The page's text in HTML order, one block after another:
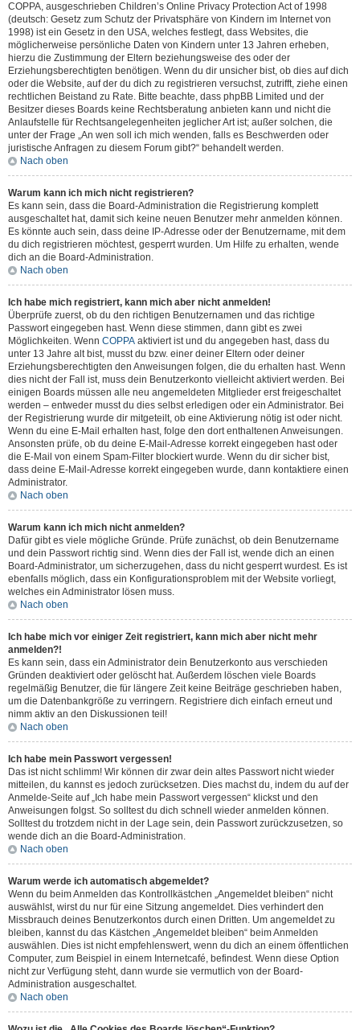
COPPA, ausgeschrieben Children’s Online Privacy Protection Act of 1998
(deutsch: Gesetz zum Schutz der Privatsphäre von Kindern im Internet von
1998) ist ein Gesetz in den USA, welches festlegt, dass Websites, die
möglicherweise persönliche Daten von Kindern unter 13 Jahren erheben,
hierzu die Zustimmung der Eltern beziehungsweise des oder der
Erziehungsberechtigten benötigen. Wenn du dir unsicher bist, ob dies auf dich
oder die Website, auf der du dich zu registrieren versuchst, zutrifft, ziehe einen
rechtlichen Beistand zu Rate. Bitte beachte, dass phpBB Limited und der
Besitzer dieses Boards keine Rechtsberatung anbieten kann und nicht die
Anlaufstelle für Rechtsangelegenheiten jeglicher Art ist; außer solchen, die
unter der Frage „An wen soll ich mich wenden, falls es Beschwerden oder
juristische Anfragen zu diesem Forum gibt?“ behandelt werden.
Nach oben
Warum kann ich mich nicht registrieren?
Es kann sein, dass die Board-Administration die Registrierung komplett
ausgeschaltet hat, damit sich keine neuen Benutzer mehr anmelden können.
Es könnte auch sein, dass deine IP-Adresse oder der Benutzername, mit dem
du dich registrieren möchtest, gesperrt wurden. Um Hilfe zu erhalten, wende
dich an die Board-Administration.
Nach oben
Ich habe mich registriert, kann mich aber nicht anmelden!
Überprüfe zuerst, ob du den richtigen Benutzernamen und das richtige
Passwort eingegeben hast. Wenn diese stimmen, dann gibt es zwei
Möglichkeiten. Wenn COPPA aktiviert ist und du angegeben hast, dass du
unter 13 Jahre alt bist, musst du bzw. einer deiner Eltern oder deiner
Erziehungsberechtigten den Anweisungen folgen, die du erhalten hast. Wenn
dies nicht der Fall ist, muss dein Benutzerkonto vielleicht aktiviert werden. Bei
einigen Boards müssen alle neu angemeldeten Mitglieder erst freigeschaltet
werden – entweder musst du dies selbst erledigen oder ein Administrator. Bei
der Registrierung wurde dir mitgeteilt, ob eine Aktivierung nötig ist oder nicht.
Wenn du eine E-Mail erhalten hast, folge den dort enthaltenen Anweisungen.
Ansonsten prüfe, ob du deine E-Mail-Adresse korrekt eingegeben hast oder
die E-Mail von einem Spam-Filter blockiert wurde. Wenn du dir sicher bist,
dass deine E-Mail-Adresse korrekt eingegeben wurde, dann kontaktiere einen
Administrator.
Nach oben
Warum kann ich mich nicht anmelden?
Dafür gibt es viele mögliche Gründe. Prüfe zunächst, ob dein Benutzername
und dein Passwort richtig sind. Wenn dies der Fall ist, wende dich an einen
Board-Administrator, um sicherzugehen, dass du nicht gesperrt wurdest. Es ist
ebenfalls möglich, dass ein Konfigurationsproblem mit der Website vorliegt,
welches ein Administrator lösen muss.
Nach oben
Ich habe mich vor einiger Zeit registriert, kann mich aber nicht mehr
anmelden?!
Es kann sein, dass ein Administrator dein Benutzerkonto aus verschieden
Gründen deaktiviert oder gelöscht hat. Außerdem löschen viele Boards
regelmäßig Benutzer, die für längere Zeit keine Beiträge geschrieben haben,
um die Datenbankgröße zu verringern. Registriere dich einfach erneut und
nimm aktiv an den Diskussionen teil!
Nach oben
Ich habe mein Passwort vergessen!
Das ist nicht schlimm! Wir können dir zwar dein altes Passwort nicht wieder
mitteilen, du kannst es jedoch zurücksetzen. Dies machst du, indem du auf der
Anmelde-Seite auf „Ich habe mein Passwort vergessen“ klickst und den
Anweisungen folgst. So solltest du dich schnell wieder anmelden können.
Solltest du trotzdem nicht in der Lage sein, dein Passwort zurückzusetzen, so
wende dich an die Board-Administration.
Nach oben
Warum werde ich automatisch abgemeldet?
Wenn du beim Anmelden das Kontrollkästchen „Angemeldet bleiben“ nicht
auswählst, wirst du nur für eine Sitzung angemeldet. Dies verhindert den
Missbrauch deines Benutzerkontos durch einen Dritten. Um angemeldet zu
bleiben, kannst du das Kästchen „Angemeldet bleiben“ beim Anmelden
auswählen. Dies ist nicht empfehlenswert, wenn du dich an einem öffentlichen
Computer, zum Beispiel in einem Internetcafé, befindest. Wenn diese Option
nicht zur Verfügung steht, dann wurde sie vermutlich von der Board-
Administration ausgeschaltet.
Nach oben